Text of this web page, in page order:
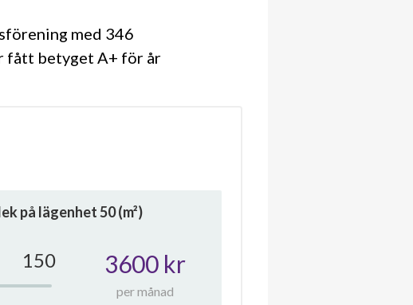
med 346
fått betyget A+ för år
på lägenhet50(m²)
150 3600 kr
per månad